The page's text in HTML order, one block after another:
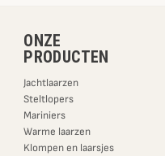
ONZE
PRODUCTEN
Jachtlaarzen
Steltlopers
Mariniers
Warme laarzen
Klompen en laarsjes